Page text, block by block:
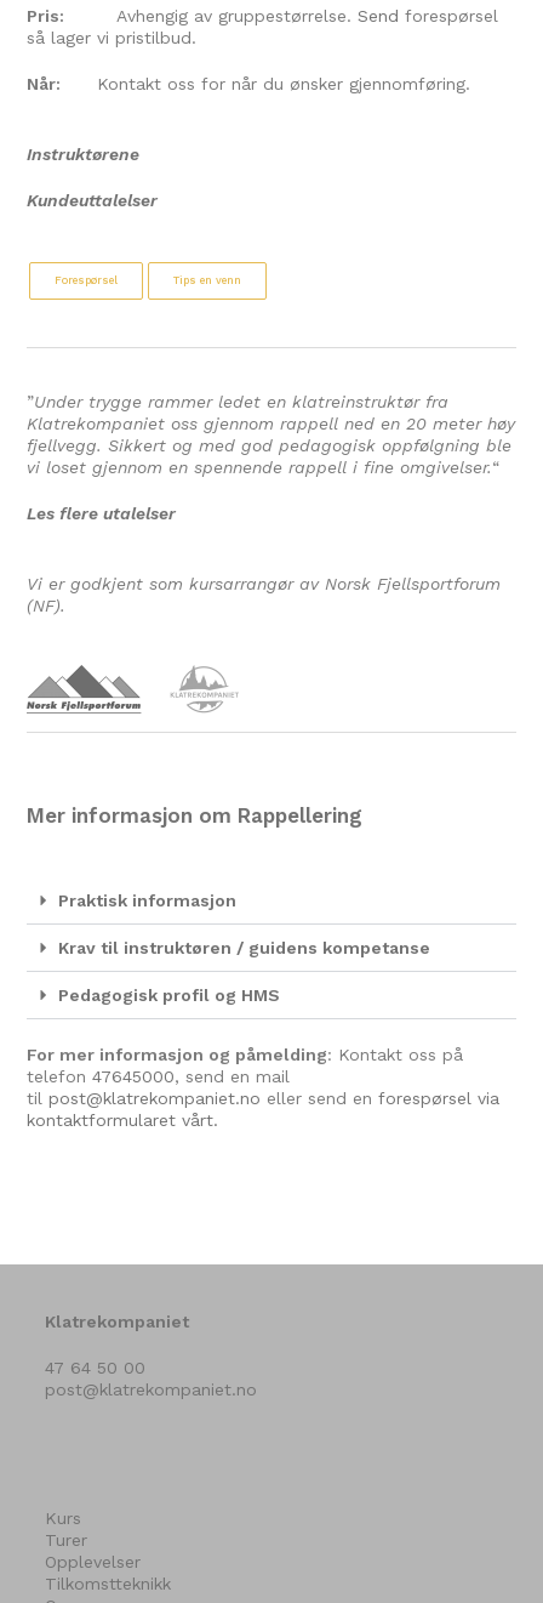
Pris: Avhengig av gruppestørrelse.Send forespørsel
så lager vi pristilbud.
Når: Kontakt oss for når du ønsker gjennomføring.
Instruktørene
Kundeuttalelser
Forespørsel Tips en venn
”Under trygge rammer ledet en klatreinstruktør fra
Klatrekompaniet oss gjennom rappell ned en 20 meter høy
fjellvegg. Sikkert og med god pedagogisk oppfølgning ble
vi loset gjennom en spennende rappell i fine omgivelser.“
Les flere utalelser
Vi er godkjent som kursarrangør av Norsk Fjellsportforum
(NF).
Mer informasjon om Rappellering
Praktisk informasjon
Krav til instruktøren / guidens kompetanse
Pedagogisk profil og HMS
For mer informasjon og påmelding: Kontakt oss på
telefon47645000, send en mail
til post@klatrekompaniet.no eller send enforespørsel via
kontaktformularet vårt.
Klatrekompaniet
47 64 50 00
post@klatrekompaniet.no
Kurs
Turer
Opplevelser
Tilkomstteknikk